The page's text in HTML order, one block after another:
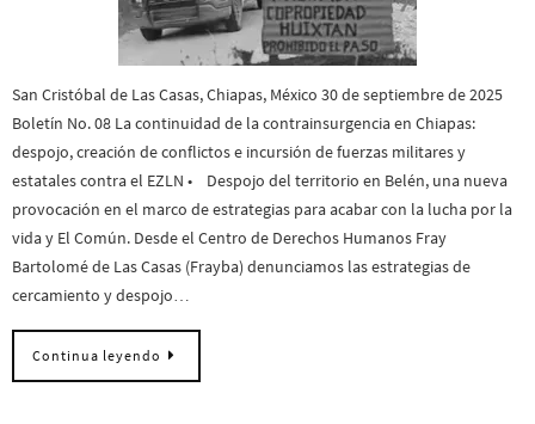
San Cristóbal de Las Casas, Chiapas, México 30 de septiembre de 2025
Boletín No. 08 La continuidad de la contrainsurgencia en Chiapas:
despojo, creación de conflictos e incursión de fuerzas militares y
estatales contra el EZLN • Despojo del territorio en Belén, una nueva
provocación en el marco de estrategias para acabar con la lucha por la
vida y El Común. Desde el Centro de Derechos Humanos Fray
Bartolomé de Las Casas (Frayba) denunciamos las estrategias de
cercamiento y despojo…
Continua leyendo